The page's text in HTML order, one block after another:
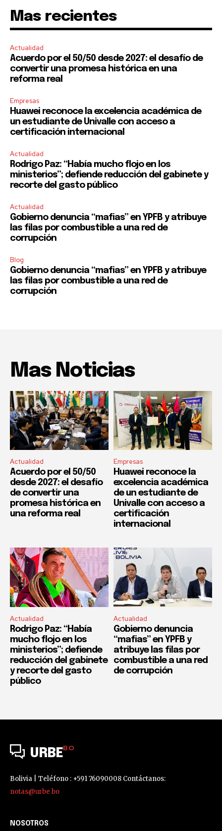
Mas recientes
Actualidad
Acuerdo por el 50/50 desde 2027: el desafío de
convertir una promesa histórica en una
reforma real
Empresas
Huawei reconoce la excelencia académica de
un estudiante de Univalle con acceso a
certificación internacional
Actualidad
Rodrigo Paz: “Había mucho flojo en los
ministerios”; defiende reducción del gabinete y
recorte del gasto público
Actualidad
Gobierno denuncia “mafias” en YPFB y atribuye
las filas por combustible a una red de
corrupción
Blog
Gobierno denuncia “mafias” en YPFB y atribuye
las filas por combustible a una red de
corrupción
Mas Noticias
Actualidad
Acuerdo por el 50/50
desde 2027: el desafío
de convertir una
promesa histórica en
una reforma real
Empresas
Huawei reconoce la
excelencia académica
de un estudiante de
Univalle con acceso a
certificación
internacional
Actualidad
Rodrigo Paz: “Había
mucho flojo en los
ministerios”; defiende
reducción del gabinete
y recorte del gasto
público
Actualidad
Gobierno denuncia
“mafias” en YPFB y
atribuye las filas por
combustible a una red
de corrupción
URBEBO
Bolivia | Teléfono : +591 76090008 Contáctanos:
notas@urbe.bo
NOSOTROS